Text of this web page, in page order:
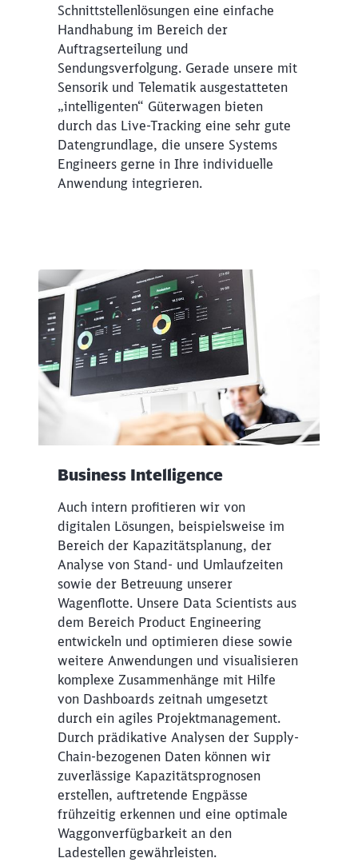
Schnittstellenlösungen eine einfache
Handhabung im Bereich der
Auftragserteilung und
Sendungsverfolgung. Gerade unsere mit
Sensorik und Telematik ausgestatteten
„intelligenten“ Güterwagen bieten
durch das Live-Tracking eine sehr gute
Datengrundlage, die unsere Systems
Engineers gerne in Ihre individuelle
Anwendung integrieren.
Business Intelligence
Auch intern profitieren wir von
digitalen Lösungen, beispielsweise im
Bereich der Kapazitätsplanung, der
Analyse von Stand- und Umlaufzeiten
sowie der Betreuung unserer
Wagenflotte. Unsere Data Scientists aus
dem Bereich Product Engineering
entwickeln und optimieren diese sowie
weitere Anwendungen und visualisieren
komplexe Zusammenhänge mit Hilfe
von Dashboards zeitnah umgesetzt
durch ein agiles Projektmanagement.
Durch prädikative Analysen der Supply-
Chain-bezogenen Daten können wir
zuverlässige Kapazitätsprognosen
erstellen, auftretende Engpässe
frühzeitig erkennen und eine optimale
Waggonverfügbarkeit an den
Ladestellen gewährleisten.